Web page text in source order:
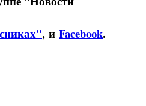
, и Facebook.